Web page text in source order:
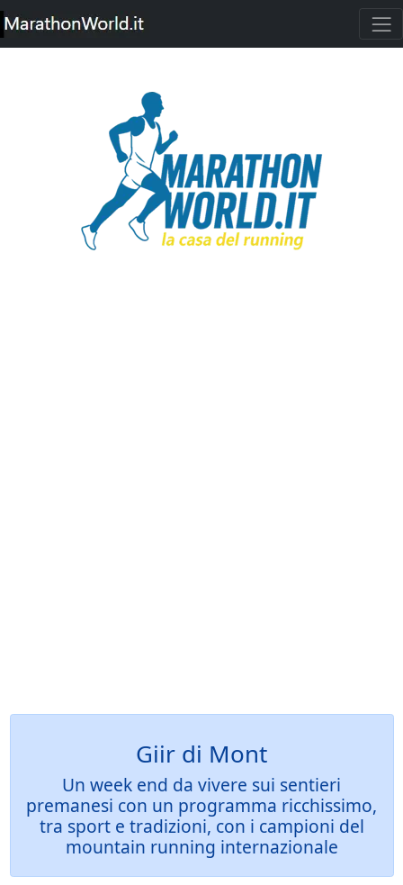
Giir di Mont
Un week end da vivere sui sentieri
premanesi con un programma ricchissimo,
tra sport e tradizioni, con i campioni del
mountain running internazionale